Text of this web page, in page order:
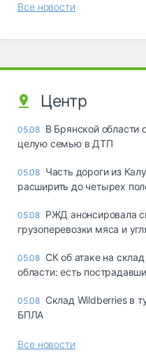
Все новости
Центр
05.08 В Брянской области
целую семью в ДТП
05.08 Часть дороги из
расширить до четырех
05.08 РЖД анонсировала
грузоперевозки мяса и
05.08 СК об атаке на
области: есть
05.08 Склад Wildberries в
БПЛА
Все новости